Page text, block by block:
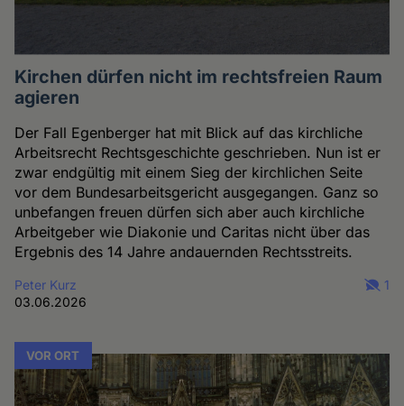
Kirchen dürfen nicht im rechtsfreien Raum
agieren
Der Fall Egenberger hat mit Blick auf das kirchliche
Arbeitsrecht Rechtsgeschichte geschrieben. Nun ist er
zwar endgültig mit einem Sieg der kirchlichen Seite
vor dem Bundesarbeitsgericht ausgegangen. Ganz so
unbefangen freuen dürfen sich aber auch kirchliche
Arbeitgeber wie Diakonie und Caritas nicht über das
Ergebnis des 14 Jahre andauernden Rechtsstreits.
Peter Kurz
03.06.2026
1
VOR ORT